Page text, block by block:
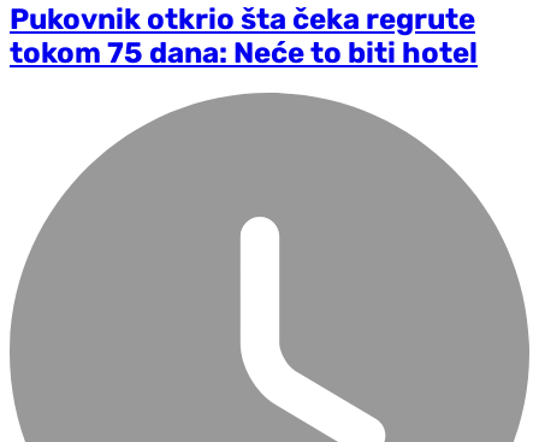
Pukovnik otkrio šta čeka regrute
tokom 75 dana: Neće to biti hotel